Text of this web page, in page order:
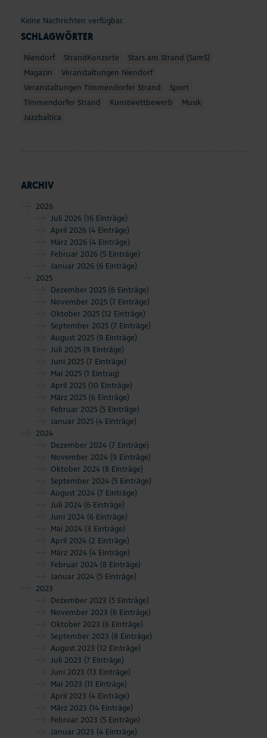
Touren und Erlebnisse
Familienurlaub
#StrandMomente
Business
SCHLAGWÖRTER
Niendorf StrandKonzerte
Stars am Strand (SamS)
Magazin
Veranstaltungen Niendorf
Veranstaltungen Timmendorfer Strand
Sport
Timmendorfer Strand
Kunstwettbewerb
Musik
Jazzbaltica
ARCHIV
2026
Juli 2026 (16 Einträge)
April 2026 (4 Einträge)
März 2026 (4 Einträge)
Februar 2026 (5 Einträge)
Januar 2026 (6 Einträge)
2025
Dezember 2025 (6 Einträge)
November 2025 (7 Einträge)
Oktober 2025 (12 Einträge)
September 2025 (7 Einträge)
August 2025 (9 Einträge)
Juli 2025 (9 Einträge)
Juni 2025 (7 Einträge)
Mai 2025 (1 Eintrag)
April 2025 (10 Einträge)
März 2025 (6 Einträge)
Februar 2025 (5 Einträge)
Januar 2025 (4 Einträge)
2024
Dezember 2024 (7 Einträge)
November 2024 (9 Einträge)
Oktober 2024 (8 Einträge)
September 2024 (5 Einträge)
August 2024 (7 Einträge)
Juli 2024 (6 Einträge)
Juni 2024 (6 Einträge)
Mai 2024 (3 Einträge)
April 2024 (2 Einträge)
März 2024 (4 Einträge)
Februar 2024 (8 Einträge)
Januar 2024 (5 Einträge)
2023
Dezember 2023 (5 Einträge)
November 2023 (6 Einträge)
Oktober 2023 (6 Einträge)
September 2023 (8 Einträge)
August 2023 (12 Einträge)
Juli 2023 (7 Einträge)
Juni 2023 (13 Einträge)
Mai 2023 (11 Einträge)
April 2023 (4 Einträge)
März 2023 (14 Einträge)
Februar 2023 (5 Einträge)
Januar 2023 (4 Einträge)
Keine Nachrichten verfügbar.